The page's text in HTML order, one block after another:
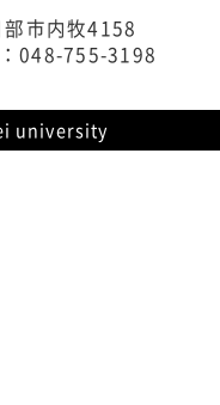
市内牧4158
048-755-3198
university